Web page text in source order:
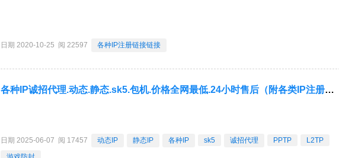
日期 2020-10-25 阅 22597 各种IP注册链接链接
各种IP诚招代理.动态.静态.sk5.包机.价格全网最低.24小时售后（附各类IP注册连接）
日期 2025-06-07 阅 17457 动态IP 静态IP 各种IP sk5 诚招代理 PPTP
L2TP